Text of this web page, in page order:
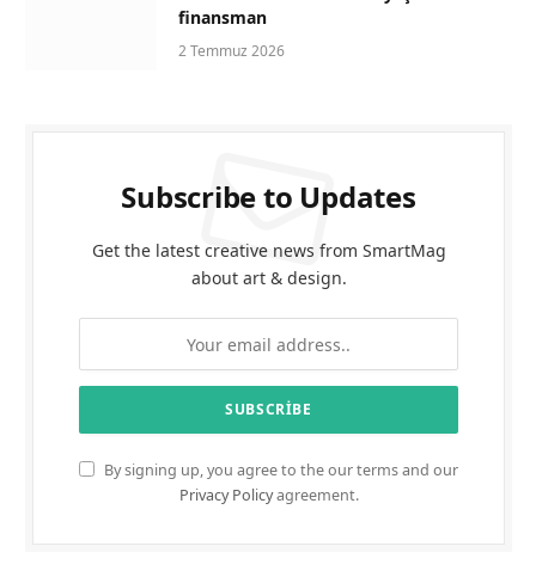
finansman
2 Temmuz 2026
Subscribe to Updates
Get the latest creative news from SmartMag
about art & design.
By signing up, you agree to the our terms and our
Privacy Policyagreement.